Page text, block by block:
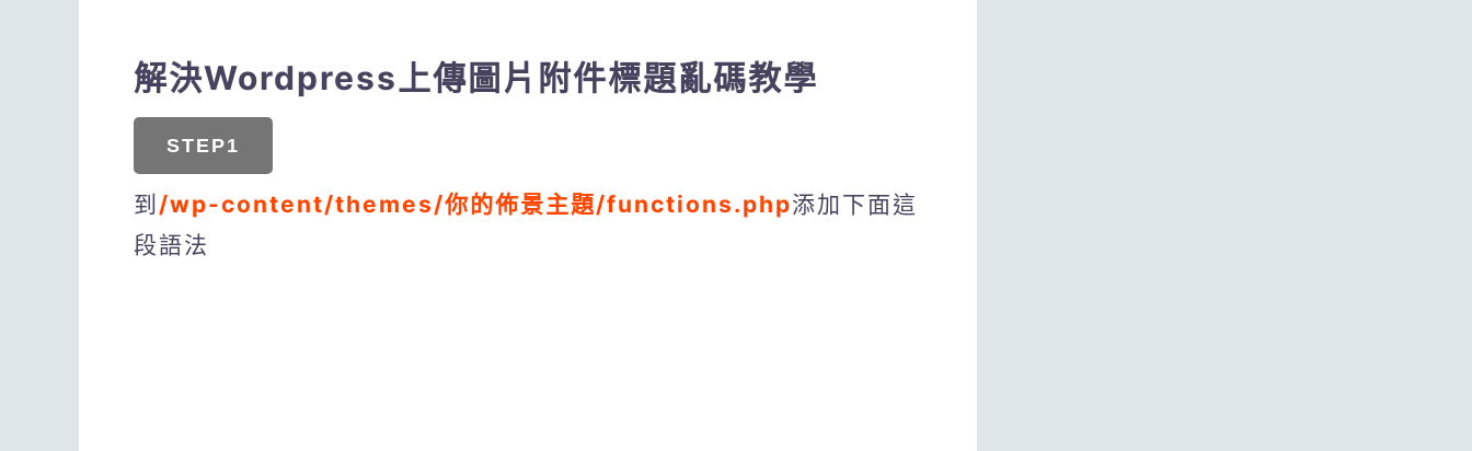
解決Wordpress上傳圖片附件標題亂碼教學
STEP1
到 /wp-content/themes/你的佈景主題/functions.php添加下面這
段語法